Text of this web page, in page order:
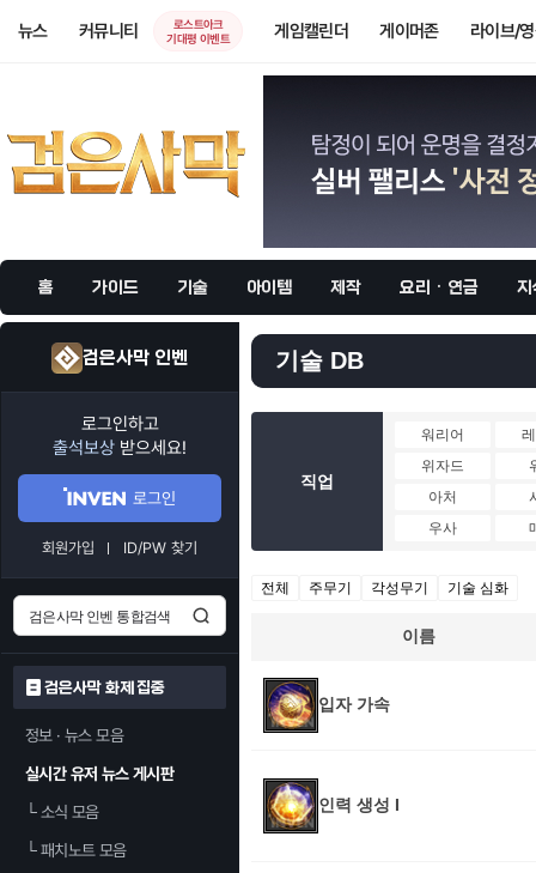
뉴스 커뮤니티
로스트아크
기대평 이벤트
게임캘린더 게이머존 라이브/
홈 가이드 기술 아이템 제작 요리 · 연금 지
검은사막 인벤
로그인하고
출석보상 받으세요!
로그인
회원가입 ID/PW 찾기
검은사막 화제 집중
정보 · 뉴스 모음
실시간 유저 뉴스 게시판
└소식 모음
└패치노트 모음
기술 DB
직업
워리어
위자드
아처
우사
전체 주무기 각성무기 기술 심화
이름
입자 가속
인력 생성 I